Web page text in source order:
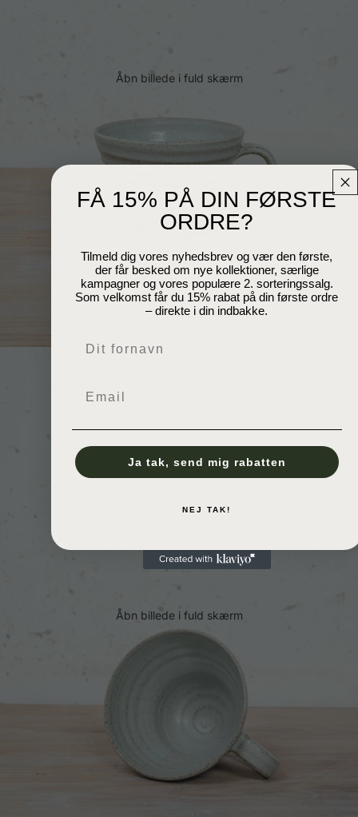
Åbn billede i fuld skærm
Åbn billede i fuld skærm
FÅ 15% PÅ DIN FØRSTE
ORDRE?
Tilmeld dig vores nyhedsbrev og vær den første,
der får besked om nye kollektioner, særlige
kampagner og vores populære 2. sorteringssalg.
Som velkomst får du 15% rabat på din første ordre
– direkte i din indbakke.
Ja tak, send mig rabatten
NEJ TAK!